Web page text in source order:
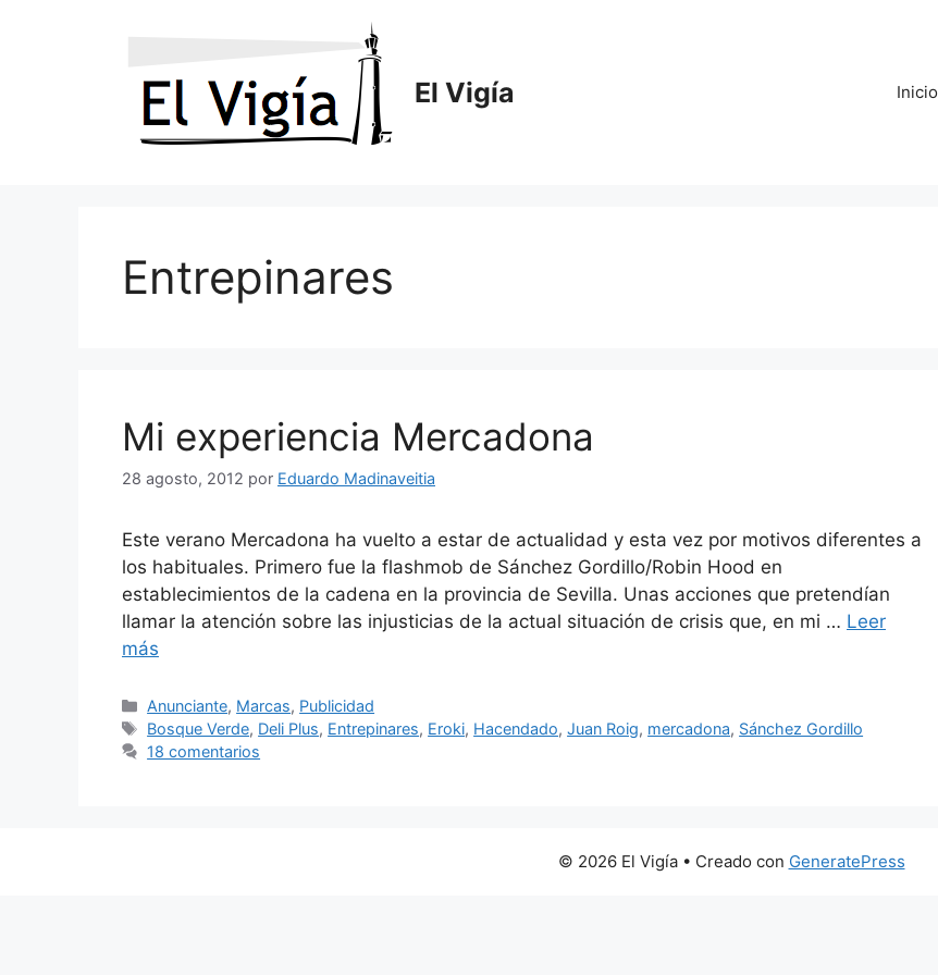
El Vigía Inicio
Entrepinares
Mi experiencia Mercadona
28 agosto, 2012 por Eduardo Madinaveitia
Este verano Mercadona ha vuelto a estar de actualidad y esta vez por motivos diferentes a
los habituales. Primero fue la flashmob de Sánchez Gordillo/Robin Hood en
establecimientos de la cadena en la provincia de Sevilla. Unas acciones que pretendían
llamar la atención sobre las injusticias de la actual situación de crisis que, en mi … Leer
más
Categorías
Anunciante, Marcas, Publicidad
Etiquetas
Bosque Verde, Deli Plus, Entrepinares, Eroki, Hacendado,Juan Roig, mercadona, Sánchez Gordillo
18 comentarios
© 2026 El Vigía• Creado con GeneratePress